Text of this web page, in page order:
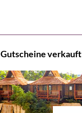
Gutscheine verkauft